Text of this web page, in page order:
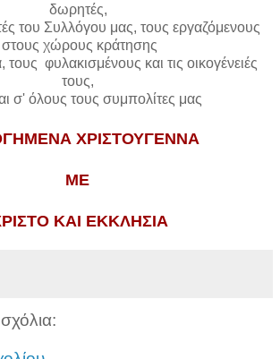
δωρητές,
του Συλλόγου μας, τους εργαζόμενους
στους χώρους κράτησης
τους φυλακισμένους και τις οικογένειές
τους,
σ' όλους τους συμπολίτες μας
ΧΡΙΣΤΟΥΓΕΝΝΑ
ΜΕ
ΚΑΙ ΕΚΚΛΗΣΙΑ